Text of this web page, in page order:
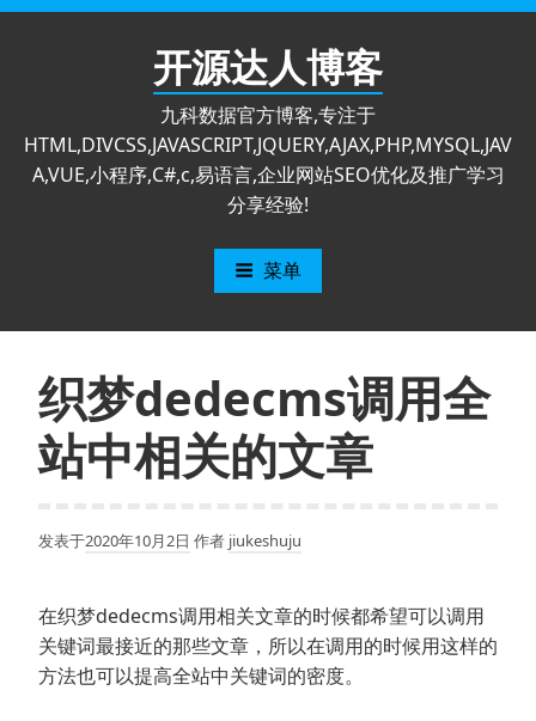
跳
开源达人博客
九科数据官方博客,专注于
HTML,DIVCSS,JAVASCRIPT,JQUERY,AJAX,PHP,MYSQL,JAV
A,VUE,小程序,C#,c,易语言,企业网站SEO优化及推广学习
分享经验!
菜单
织梦dedecms调用全
站中相关的文章
发表于2020年10月2日 作者 jiukeshuju
在织梦dedecms调用相关文章的时候都希望可以调用
关键词最接近的那些文章，所以在调用的时候用这样的
方法也可以提高全站中关键词的密度。